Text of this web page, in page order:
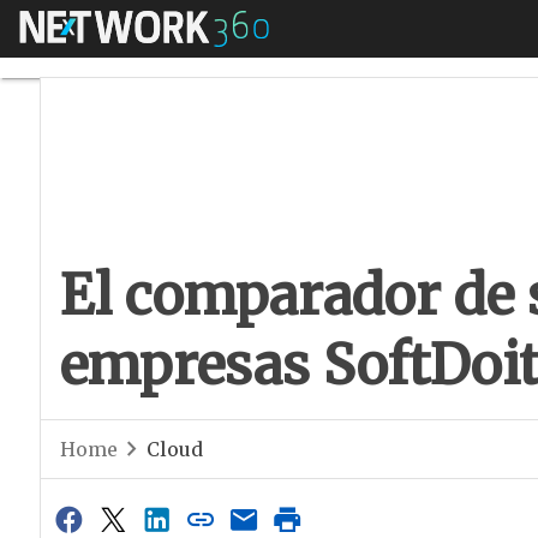
Menú
El comparador
empresas
Home Cloud